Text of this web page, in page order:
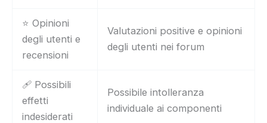
⭐ Opinioni
degli utenti e
recensioni
Valutazioni positive e opinioni
degli utenti nei forum
🩹 Possibili
effetti
indesiderati
Possibile intolleranza
individuale ai componenti